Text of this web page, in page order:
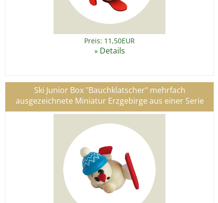
Preis: 11,50EUR
» Details
Ski Junior Box "Bauchklatscher" mehrfach
ausgezeichnete Miniatur Erzgebirge aus einer Serie